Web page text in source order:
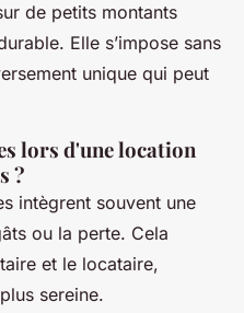
de petits montants
Elle s’impose sans
unique qui peut
lors d'une location
?
intègrent souvent une
ou la perte. Cela
et le locataire,
sereine.